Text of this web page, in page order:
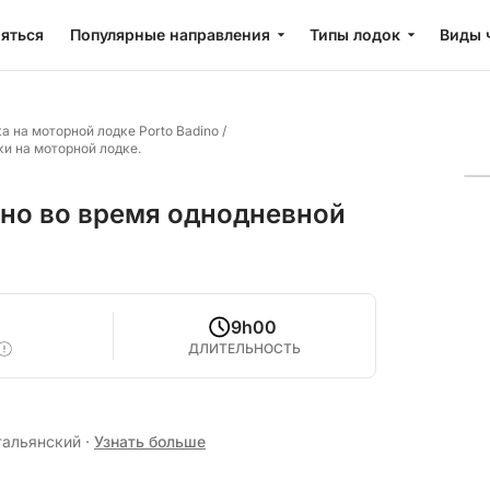
Популярные направления Типы лодок Виды
на моторной лодке Porto Badino /
на моторной лодке.
во время однодневной
9h00
ДЛИТЕЛЬНОСТЬ
· Узнать больше